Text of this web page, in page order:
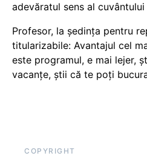
adevăratul sens al cuvântului
Profesor, la ședința pentru
titularizabile: Avantajul cel
este programul, e mai lejer,
vacanţe, știi că te poți
COPYRIGHT